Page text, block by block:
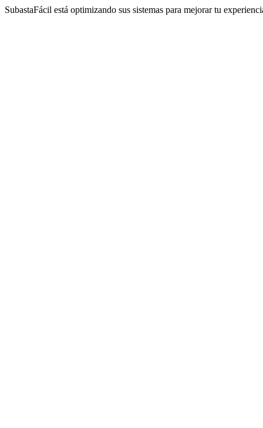
SubastaFácil está optimizando sus sistemas para mejorar tu